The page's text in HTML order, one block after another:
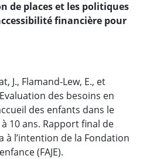
de places et les politiques
financière pour
J., Flamand-Lew, E., et
des besoins en
des enfants dans le
10 ans. Rapport final de
à l’intention de la Fondation
(FAJE).